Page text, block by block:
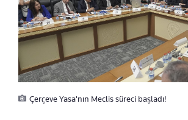
Çerçeve Yasa'nın Meclis süreci başladı!